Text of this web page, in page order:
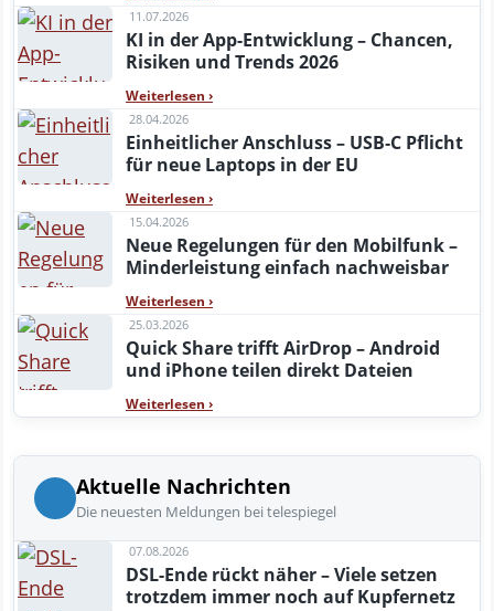
11.07.2026
KI in der App-Entwicklung – Chancen,
Risiken und Trends 2026
Weiterlesen ›
28.04.2026
Einheitlicher Anschluss – USB‑C Pflicht
für neue Laptops in der EU
Weiterlesen ›
15.04.2026
Neue Regelungen für den Mobilfunk –
Minderleistung einfach nachweisbar
Weiterlesen ›
25.03.2026
Quick Share trifft AirDrop – Android
und iPhone teilen direkt Dateien
Weiterlesen ›
Aktuelle Nachrichten
Die neuesten Meldungen bei telespiegel
07.08.2026
DSL-Ende rückt näher – Viele setzen
trotzdem immer noch auf Kupfernetz